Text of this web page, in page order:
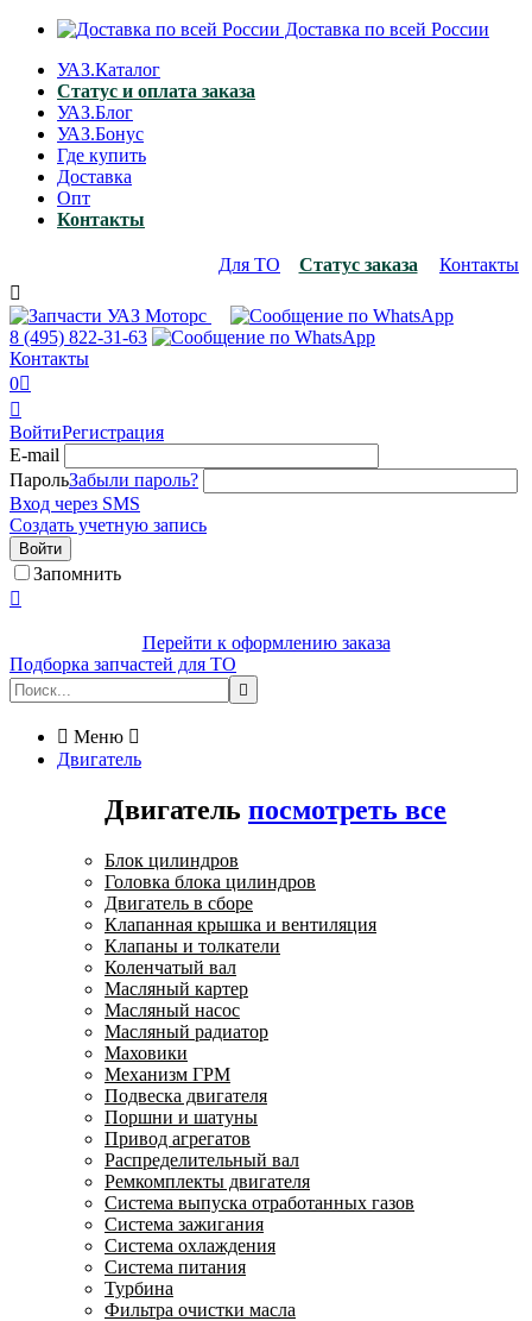
Доставка по всей России
УАЗ.Каталог
Статус и оплата заказа
УАЗ.Блог
УАЗ.Бонус
Где купить
Доставка
Опт
Контакты
Для ТО Статус заказа
Контакты

8 (495) 822-31-63
Контакты
0

ВойтиРегистрация
E-mail
ПарольЗабыли пароль?
Вход через SMS
Создать учетную запись
Войти
Запомнить

Перейти к оформлению заказа
Подборка запчастей для ТО

 Меню 
Двигатель
Двигатель посмотреть все
Блок цилиндров
Головка блока цилиндров
Двигатель в сборе
Клапанная крышка и вентиляция
Клапаны и толкатели
Коленчатый вал
Масляный картер
Масляный насос
Масляный радиатор
Маховики
Механизм ГРМ
Подвеска двигателя
Поршни и шатуны
Привод агрегатов
Распределительный вал
Ремкомплекты двигателя
Система выпуска отработанных газов
Система зажигания
Система охлаждения
Система питания
Турбина
Фильтра очистки масла